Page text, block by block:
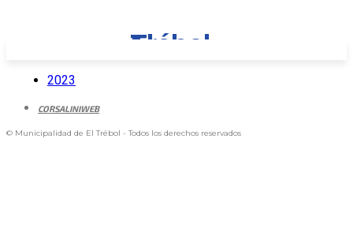
2023
CORSALINIWEB
© Municipalidad de El Trébol - Todos los derechos reservados